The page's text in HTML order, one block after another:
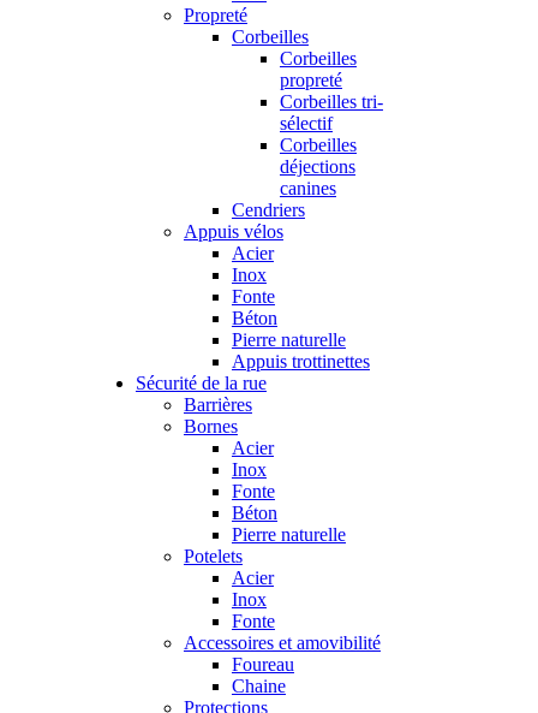
Propreté
Corbeilles
Corbeilles
propreté
Corbeilles tri-
sélectif
Corbeilles
déjections
canines
Cendriers
Appuis vélos
Acier
Inox
Fonte
Béton
Pierre naturelle
Appuis trottinettes
Sécurité de la rue
Barrières
Bornes
Acier
Inox
Fonte
Béton
Pierre naturelle
Potelets
Acier
Inox
Fonte
Accessoires et amovibilité
Foureau
Chaine
Protections